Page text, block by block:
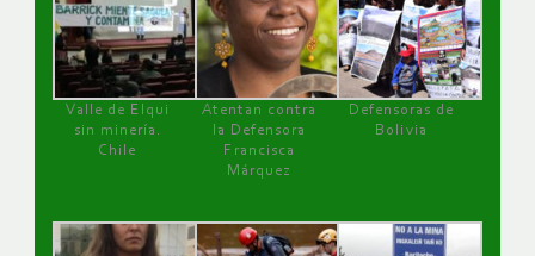
Valle de Elqui
sin minería.
Chile
Atentan contra
la Defensora
Francisca
Márquez
Defensoras de
Bolivia